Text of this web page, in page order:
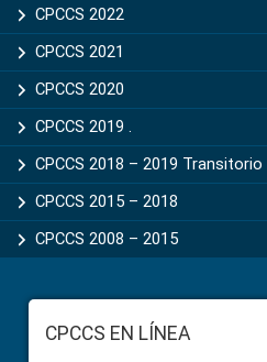
CPCCS 2022
CPCCS 2021
CPCCS 2020
CPCCS 2019 .
CPCCS 2018 – 2019 Transitorio
CPCCS 2015 – 2018
CPCCS 2008 – 2015
FooterCPCCS EN LÍNEA